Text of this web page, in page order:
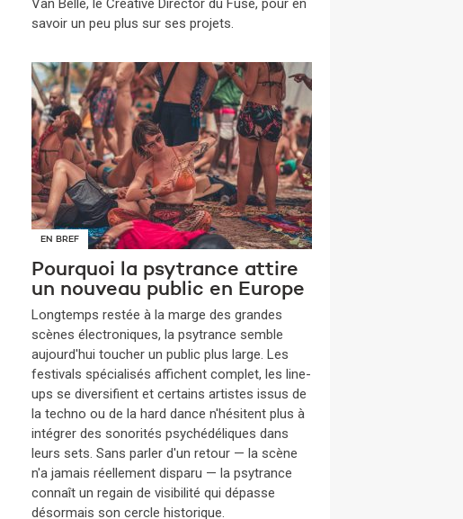
Van Belle, le Creative Director du Fuse, pour en
savoir un peu plus sur ses projets.
EN BREF
Pourquoi la psytrance attire
un nouveau public en Europe
​Longtemps restée à la marge des grandes
scènes électroniques, la psytrance semble
aujourd'hui toucher un public plus large. Les
festivals spécialisés affichent complet, les line-
ups se diversifient et certains artistes issus de
la techno ou de la hard dance n'hésitent plus à
intégrer des sonorités psychédéliques dans
leurs sets. Sans parler d'un retour — la scène
n'a jamais réellement disparu — la psytrance
connaît un regain de visibilité qui dépasse
désormais son cercle historique.